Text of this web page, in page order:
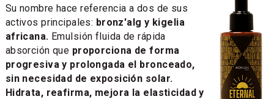
Su nombre hace referencia a dos de sus
activos principales: bronz'alg y kigelia
africana. Emulsión fluida de rápida
absorción que proporciona de forma
progresiva y prolongada el bronceado,
sin necesidad de exposición solar.
Hidrata, reafirma, mejora la elasticidad y